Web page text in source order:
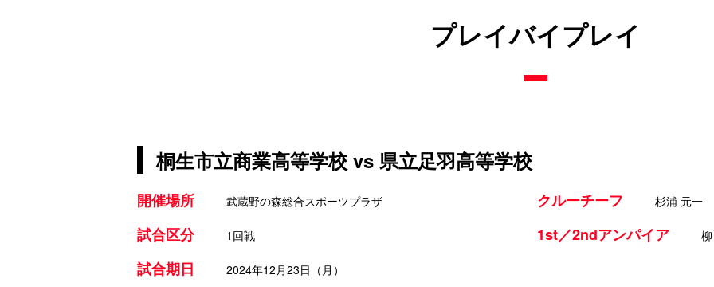
プレイバイプレイ
桐生市立商業高等学校 vs 県立足羽高等学校
開催場所 武蔵野の森総合スポーツプラザ
試合区分 1回戦
試合期日 2024年12月23日（月）
クルーチーフ 杉浦 元一
1st／2ndアンパイア